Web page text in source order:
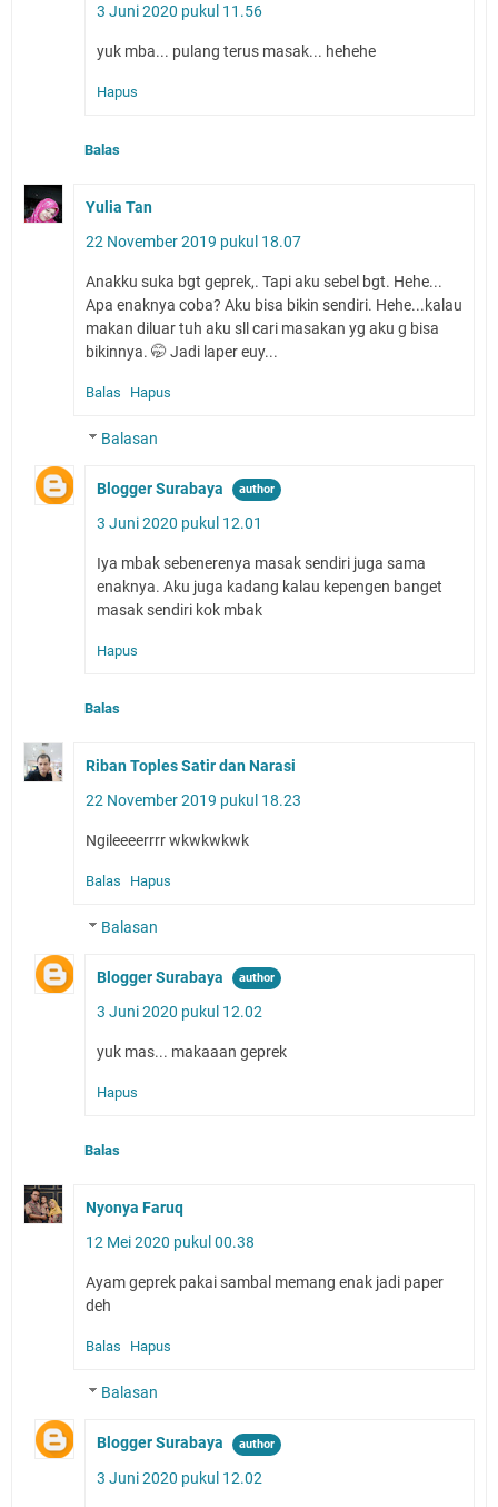
3 Juni 2020 pukul 11.56
yuk mba... pulang terus masak... hehehe
Hapus
Balas
Yulia Tan
22 November 2019 pukul 18.07
Anakku suka bgt geprek,. Tapi aku sebel bgt. Hehe...
Apa enaknya coba? Aku bisa bikin sendiri. Hehe...kalau
makan diluar tuh aku sll cari masakan yg aku g bisa
bikinnya. 🤭 Jadi laper euy...
Balas Hapus
Balasan
Blogger Surabaya
3 Juni 2020 pukul 12.01
Iya mbak sebenerenya masak sendiri juga sama
enaknya. Aku juga kadang kalau kepengen banget
masak sendiri kok mbak
Hapus
Balas
Riban Toples Satir dan Narasi
22 November 2019 pukul 18.23
Ngileeeerrrr wkwkwkwk
Balas Hapus
Balasan
Blogger Surabaya
3 Juni 2020 pukul 12.02
yuk mas... makaaan geprek
Hapus
Balas
Nyonya Faruq
12 Mei 2020 pukul 00.38
Ayam geprek pakai sambal memang enak jadi paper
deh
Balas Hapus
Balasan
Blogger Surabaya
3 Juni 2020 pukul 12.02